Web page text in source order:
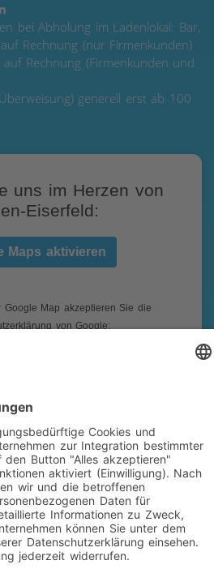
bei Abholung im Ladenlokal: Bar,
Rechnung (nur Firmenkunden)
Rechnung (Firmenkunden und
generell erst ab 100
uns im Herzen von
Eiserfeld:
Maps aktivieren
Google Map akzeptieren Sie die
von Google:
|Folgen Sie uns auf Facebook!
ist ihr Fachmann für
mit Vor-Ort-Service und